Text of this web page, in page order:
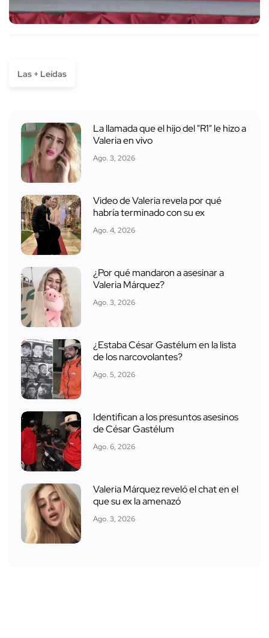
Las + Leídas
La llamada que el hijo del "R1" le hizo a
Valeria en vivo
Ago. 3, 2026
Video de Valeria revela por qué
habría terminado con su ex
Ago. 4, 2026
¿Por qué mandaron a asesinar a
Valeria Márquez?
Ago. 3, 2026
¿Estaba César Gastélum en la lista
de los narcovolantes?
Ago. 5, 2026
Identifican a los presuntos asesinos
de César Gastélum
Ago. 6, 2026
Valeria Márquez reveló el chat en el
que su ex la amenazó
Ago. 3, 2026